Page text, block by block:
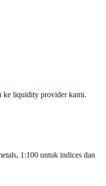
ke liquidity provider kami.
1:100 untuk indices dan